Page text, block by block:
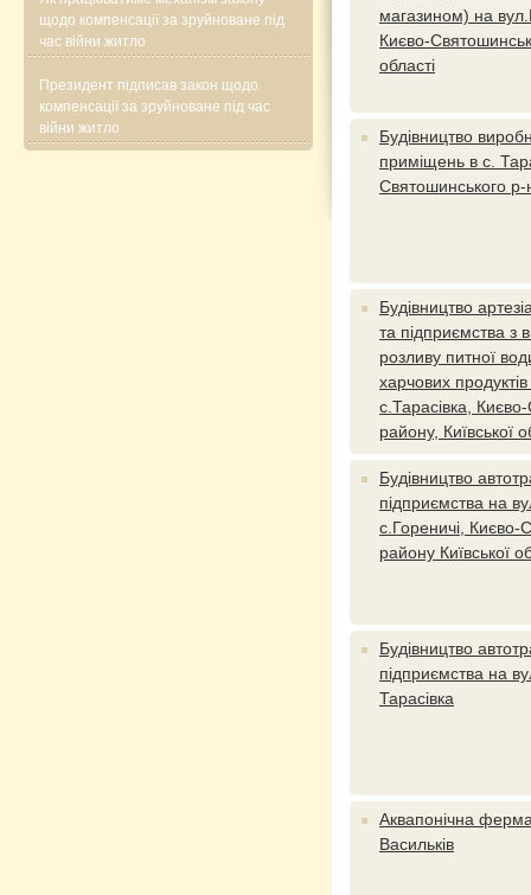
щодо компенсації за зруйноване під
час війни житло
Президент підписав закон щодо
компенсації за зруйноване під час
війни житло
магазином) на
Києво-
області
Будівництво
приміщень в с.
Святошинського р-
Будівництво
та підприємства з
розливу питної
харчових
с.Тарасівка,
району, Київської
Будівництво
підприємства на
с.Гореничі, Києво-
району Київської
Будівництво
підприємства на
Тарасівка
Аквапонічна
Васильків